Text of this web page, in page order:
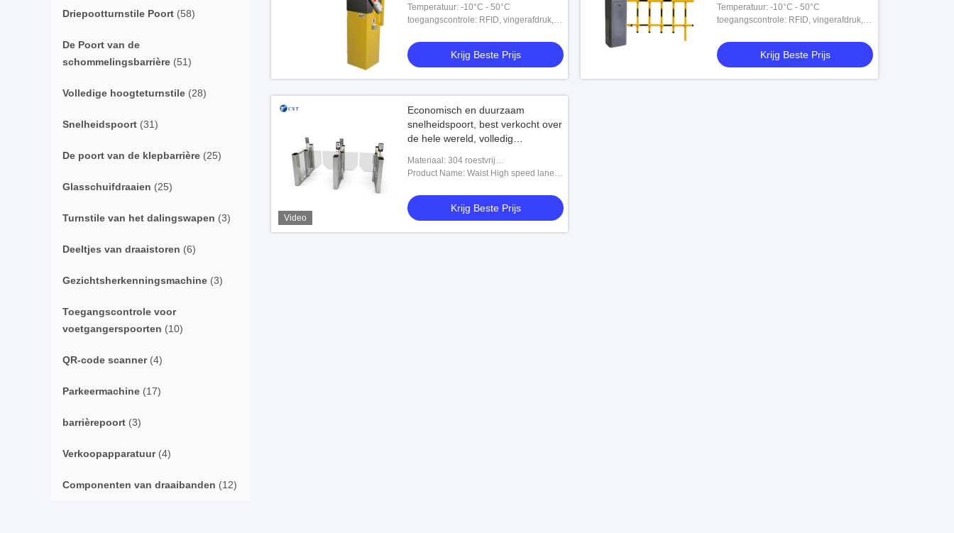
Driepootturnstile Poort (58)
De Poort van de
schommelingsbarrière (51)
Volledige hoogteturnstile (28)
Snelheidspoort (31)
De poort van de klepbarrière (25)
Glasschuifdraaien (25)
Turnstile van het dalingswapen (3)
Deeltjes van draaistoren (6)
Gezichtsherkenningsmachine (3)
Toegangscontrole voor
voetgangerspoorten (10)
QR-code scanner(4)
Parkeermachine (17)
barrièrepoort (3)
Verkoopapparatuur(4)
Componenten van draaibanden (12)
Temperatuur: -10°C - 50°C
toegangscontrole: RFID, vingerafdruk,
Krijg Beste Prijs
Temperatuur: -10°C - 50°C
toegangscontrole: RFID, vingerafdruk,
Krijg Beste Prijs
Video
Economisch en duurzaam
snelheidspoort, best verkocht over
de hele wereld, volledig
snelheidspoort 114c
Materiaal: 304 roestvrij
staal,SUS304,dikte niet minder dan 1,3
Product Name: Waist High speed lane
Design Styling Security Access Speed
Swin
Krijg Beste Prijs